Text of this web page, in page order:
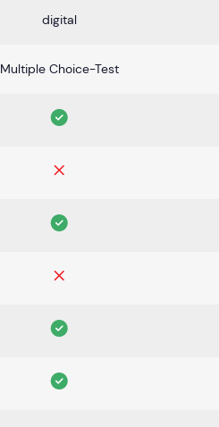
digital
Multiple Choice-Test